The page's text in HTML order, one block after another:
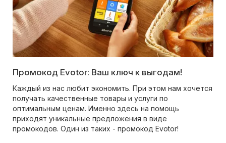
Промокод Evotor: Ваш ключ к выгодам!
Каждый из нас любит экономить. При этом нам хочется
получать качественные товары и услуги по
оптимальным ценам. Именно здесь на помощь
приходят уникальные предложения в виде
промокодов. Один из таких - промокод Evotor!